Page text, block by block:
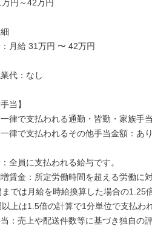
万円～42万円
月給 31万円 〜 42万円
代：なし
当】
律で支払われる通勤・皆勤・家族手
律で支払われるその他手当金額：あり
全員に支払われる給与です。
賃金：所定労働時間を超える労働に
では月給を時給換算した場合の1.25倍
上は1.5倍の計算で1分単位で支払わ
：売上や配送件数等に基づき独自の